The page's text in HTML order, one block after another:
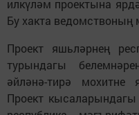
илкүләм проектына
Бу хакта ведомствоның
Проект яшьләрнең
турындагы
әйләнә-тирә мохитне
Проект